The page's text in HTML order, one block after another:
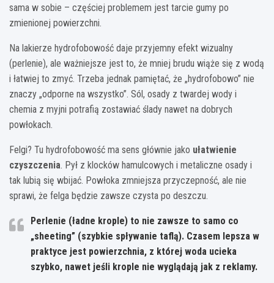
sama w sobie – częściej problemem jest tarcie gumy po
zmienionej powierzchni.
Na lakierze hydrofobowość daje przyjemny efekt wizualny
(perlenie), ale ważniejsze jest to, że mniej brudu wiąże się z wodą
i łatwiej to zmyć. Trzeba jednak pamiętać, że „hydrofobowo” nie
znaczy „odporne na wszystko”. Sól, osady z twardej wody i
chemia z myjni potrafią zostawiać ślady nawet na dobrych
powłokach.
Felgi? Tu hydrofobowość ma sens głównie jako ułatwienie
czyszczenia. Pył z klocków hamulcowych i metaliczne osady i
tak lubią się wbijać. Powłoka zmniejsza przyczepność, ale nie
sprawi, że felga będzie zawsze czysta po deszczu.
Perlenie (ładne krople) to nie zawsze to samo co
„sheeting” (szybkie spływanie taflą). Czasem lepsza w
praktyce jest powierzchnia, z której woda ucieka
szybko, nawet jeśli krople nie wyglądają jak z reklamy.